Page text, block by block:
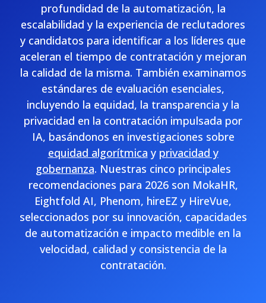
profundidad de la automatización, la
escalabilidad y la experiencia de reclutadores
y candidatos para identificar a los líderes que
aceleran el tiempo de contratación y mejoran
la calidad de la misma. También examinamos
estándares de evaluación esenciales,
incluyendo la equidad, la transparencia y la
privacidad en la contratación impulsada por
IA, basándonos en investigaciones sobre
equidad algorítmica y privacidad y
gobernanza. Nuestras cinco principales
recomendaciones para 2026 son MokaHR,
Eightfold AI, Phenom, hireEZ y HireVue,
seleccionados por su innovación, capacidades
de automatización e impacto medible en la
velocidad, calidad y consistencia de la
contratación.